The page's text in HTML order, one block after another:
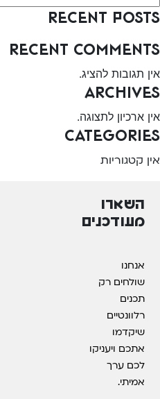
Recent Posts
Recent Comments
אין תגובות להציג.
Archives
אין ארכיון לתצוגה.
Categories
אין קטגוריות
השארו
מעודכנים
אנחנו
שולחים רק
תכנים
רלוונטיים
שיקדמו
אתכם ויעניקו
לכם ערך
אמיתי.